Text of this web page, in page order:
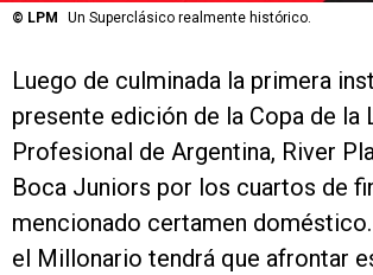
© LPM Un Superclásico realmente histórico.
Luego de culminada la primera
presente edición de la Copa de la
Profesional de Argentina, River
Boca Juniors por los cuartos de
mencionado certamen
el Millonario tendrá que afrontar